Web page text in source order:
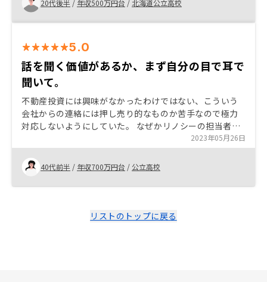
20代後半 / 年収500万円台 / 北海道公立高校
5.0
話を聞く価値があるか、まず自分の目で耳で
聞いて。
不動産投資には興味がなかったわけではない、こういう
会社からの連絡には押し売り的なものか苦手なので極力
対応しないようにしていた。 なぜかリノシーの担当者か
らの連絡に関しては、聞くだけでもいいか、相談するだ
けでもいいか、と信用していくことが出来た。自分の将
来設計においての安心を提供していただき、良い出会い
2023年05月26日
40代前半 / 年収700万円台 / 公立高校
リストのトップに戻る